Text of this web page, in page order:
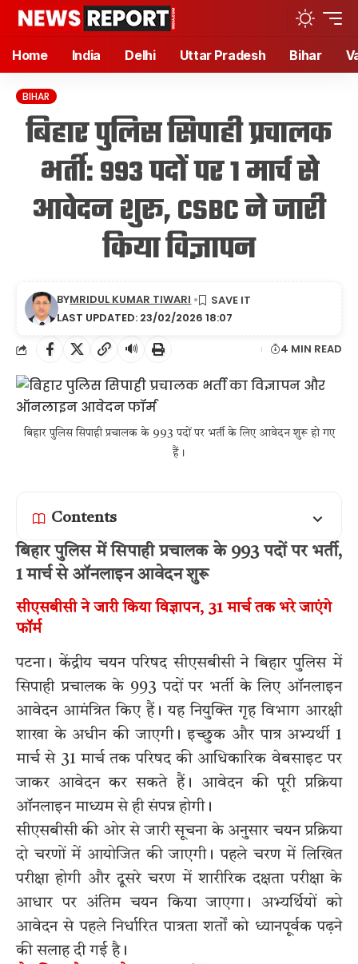
Home India Delhi Uttar Pradesh Bihar
BIHAR
बिहार पुलिस सिपाही प्रचालक
भर्ती: 993 पदों पर 1 मार्च से
आवेदन शुरू, CSBC ने जारी
किया विज्ञापन
LAST UPDATED: 23/02/2026 18:07
BYMRIDUL KUMAR TIWARI
🔊 4 MIN READ
बिहार पुलिस सिपाही प्रचालक के 993 पदों पर भर्ती के लिए आवेदन शुरू हो गए
हैं।
Contents
बिहार पुलिस में सिपाही प्रचालक के 993 पदों पर भर्ती,
1 मार्च से ऑनलाइन आवेदन शुरू
सीएसबीसी ने जारी किया विज्ञापन, 31 मार्च तक भरे जाएंगे
फॉर्म
पटना। केंद्रीय चयन परिषद सीएसबीसी ने बिहार पुलिस में
सिपाही प्रचालक के 993 पदों पर भर्ती के लिए ऑनलाइन
आवेदन आमंत्रित किए हैं। यह नियुक्ति गृह विभाग आरक्षी
शाखा के अधीन की जाएगी। इच्छुक और पात्र अभ्यर्थी 1
मार्च से 31 मार्च तक परिषद की आधिकारिक वेबसाइट पर
जाकर आवेदन कर सकते हैं। आवेदन की पूरी प्रक्रिया
ऑनलाइन माध्यम से ही संपन्न होगी।
सीएसबीसी की ओर से जारी सूचना के अनुसार चयन प्रक्रिया
दो चरणों में आयोजित की जाएगी। पहले चरण में लिखित
परीक्षा होगी और दूसरे चरण में शारीरिक दक्षता परीक्षा के
आधार पर अंतिम चयन किया जाएगा। अभ्यर्थियों को
आवेदन से पहले निर्धारित पात्रता शर्तों को ध्यानपूर्वक पढ़ने
की सलाह दी गई है।